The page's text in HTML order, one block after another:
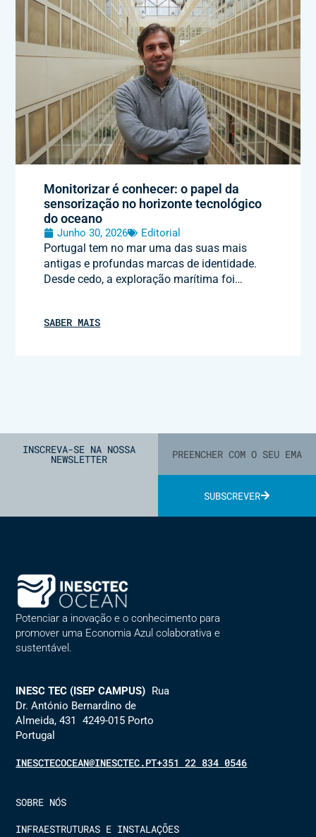
Monitorizar é conhecer: o papel da
sensorização no horizonte tecnológico
do oceano
Junho 30, 2026 Editorial
Portugal tem no mar uma das suas mais
antigas e profundas marcas de identidade.
Desde cedo, a exploração marítima foi…
SABER MAIS
INSCREVA-SE NA NOSSA
NEWSLETTER
SUBSCREVER
Potenciar a inovação e o conhecimento para
promover uma Economia Azul colaborativa e
sustentável.
INESC TEC (ISEP CAMPUS) Rua
Dr. António Bernardino de
Almeida, 431 4249-015 Porto
Portugal
INESCTECOCEAN@INESCTEC.PT+351 22 834 0546
SOBRE NÓS
INFRAESTRUTURAS E INSTALAÇÕES